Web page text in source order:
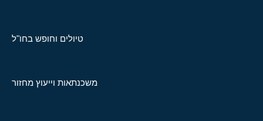
טיולים וחופש בחו"ל
משכנתאות וייעוץ מחזור